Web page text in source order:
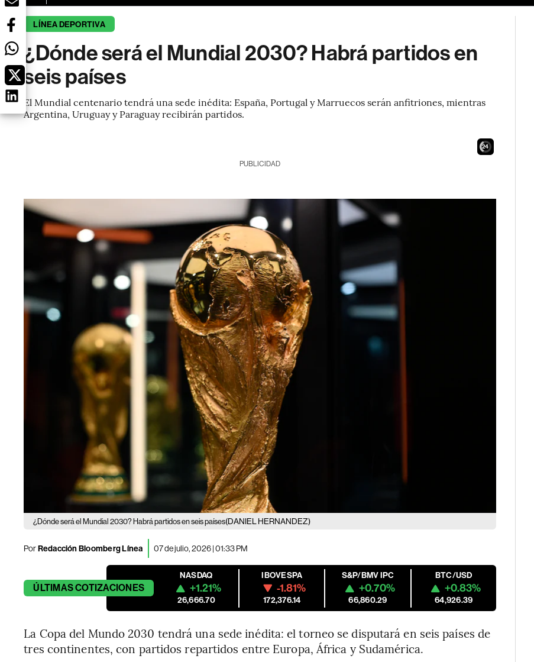
LÍNEA DEPORTIVA
¿Dónde será el Mundial 2030? Habrá partidos en
seis países
El Mundial centenario tendrá una sede inédita: España, Portugal y Marruecos serán anfitriones, mientras
Argentina, Uruguay y Paraguay recibirán partidos.
22
PUBLICIDAD
¿Dónde será el Mundial 2030? Habrá partidos en seis países(DANIEL HERNANDEZ)
PorRedacción Bloomberg Línea 07 de julio, 2026 | 01:33 PM
ÚLTIMASCOTIZACIONES
NASDAQ
+1.21%
26,666.70
IBOVESPA
-1.81%
172,376.14
S&P/BMV IPC
+0.70%
66,860.29
BTC/USD
+0.83%
64,926.39
La Copa del Mundo 2030 tendrá una sede inédita: el torneo se disputará en seis países de
tres continentes, con partidos repartidos entre Europa, África y Sudamérica.